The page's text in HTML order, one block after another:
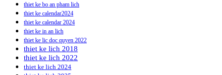
thiet ke bo an pham lich
thiet ke calendar2024
thiet ke calendar 2024
thiet ke in an lich
thiet ke lic doc quyen 2022
thiet ke lich 2018
thiet ke lich 2022
thiet ke lich 2024